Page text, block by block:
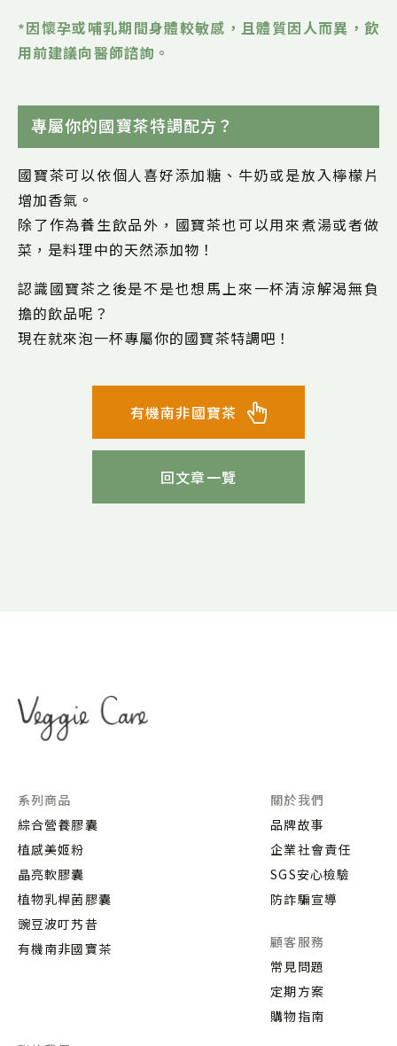
*因懷孕或哺乳期間身體較敏感，且體質因人而異，飲
用前建議向醫師諮詢。
專屬你的國寶茶特調配方？
國寶茶可以依個人喜好添加糖、牛奶或是放入檸檬片
增加香氣。
除了作為養生飲品外，國寶茶也可以用來煮湯或者做
菜，是料理中的天然添加物！
認識國寶茶之後是不是也想馬上來一杯清涼解渴無負
擔的飲品呢？
現在就來泡一杯專屬你的國寶茶特調吧！
回文章一覽
有機南非國寶茶
系列商品
綜合營養膠囊
植感美姬粉
晶亮軟膠囊
植物乳桿菌膠囊
豌豆波叮艿昔
有機南非國寶茶
關於我們
品牌故事
企業社會責任
SGS安心檢驗
防詐騙宣導
顧客服務
常見問題
定期方案
購物指南